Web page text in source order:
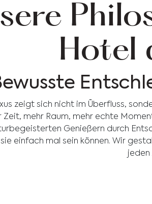
Hotel
zeigt sich nicht im Überfluss,
Zeit, mehr Raum, mehr echte
Genießern durch
einfach mal sein können. Wir
jeden